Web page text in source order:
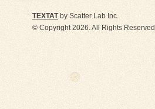
TEXTATby Scatter Lab Inc.
© Copyright 2026. All Rights Reserved.